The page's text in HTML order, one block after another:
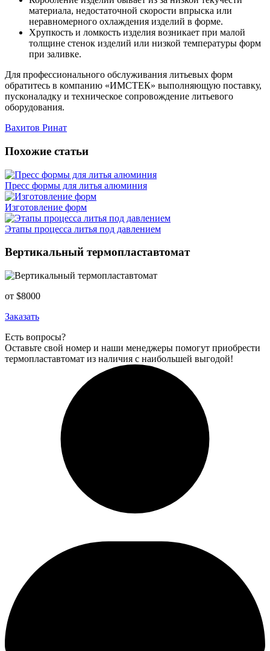
материала, недостаточной скорости впрыска или
неравномерного охлаждения изделий в форме.
Хрупкость и ломкость изделия возникает при малой
толщине стенок изделий или низкой температуры форм
при заливке.
Для профессионального обслуживания литьевых форм
обратитесь в компанию «ИМСТЕК» выполняющую поставку,
пусконаладку и техническое сопровождение литьевого
оборудования.
Вахитов Ринат
Похожие статьи
Пресс формы для литья алюминия
Изготовление форм
Этапы процесса литья под давлением
Вертикальный термопластавтомат
от $8000
Заказать
Есть вопросы?
Оставьте свой номер и наши менеджеры помогут приобрести
термопластавтомат из наличия с наибольшей выгодой!